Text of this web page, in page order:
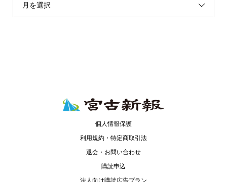
月を選択
個人情報保護
利用規約・特定商取引法
退会・お問い合わせ
購読申込
法人向け購読広告プラン